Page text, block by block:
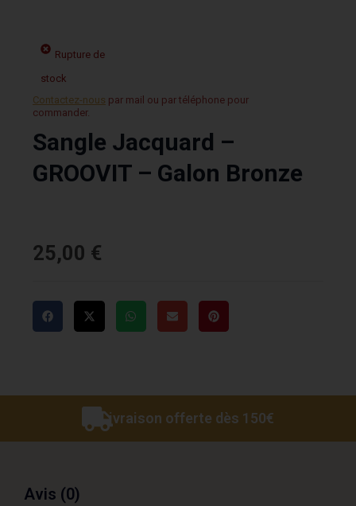
Rupture de
stock
Contactez-nous par mail ou par téléphone pour
commander.
Sangle Jacquard –
GROOVIT – Galon Bronze
25,00 €
Livraison offerte dès 150€
Avis (0)